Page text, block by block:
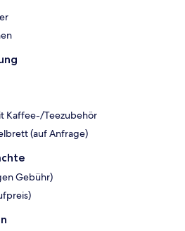
Kaffee-/Teezubehör
(auf Anfrage)
Gebühr)